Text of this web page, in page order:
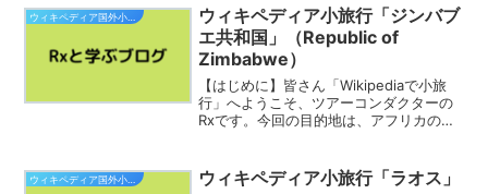
の学びを兼ねた記事となりますので、ぜ
ひ「世界遺産」について知...
ウィキペディア小旅行「ジンバブ
エ共和国」（Republic of
Zimbabwe）
【はじめに】皆さん「Wikipediaで小旅
行」へようこそ、ツアーコンダクターの
Rxです。今回の目的地は、アフリカのジ
エきょうわこく、英: Republic of Zi...
ウィキペディア国外小旅行 ウィキペディア小旅行「ラオス」